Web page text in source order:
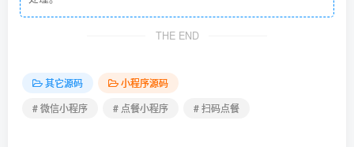
THE END
其它源码
小程序源码
# 微信小程序
# 点餐小程序 # 扫码点餐